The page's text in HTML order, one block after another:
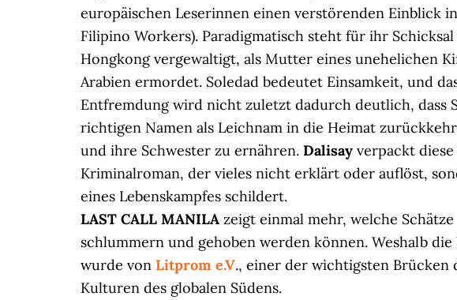
europäischen Leserinnen einen verstörenden Einblick
Filipino Workers). Paradigmatisch steht für ihr
Hongkong vergewaltigt, als Mutter eines unehelichen
Arabien ermordet. Soledad bedeutet Einsamkeit, und
Entfremdung wird nicht zuletzt dadurch deutlich, dass
richtigen Namen als Leichnam in die Heimat
und ihre Schwester zu ernähren. Dalisay verpackt
Kriminalroman, der vieles nicht erklärt oder auflöst,
eines Lebenskampfes schildert.
LAST CALL MANILA zeigt einmal mehr, welche
schlummern und gehoben werden können. Weshalb
wurde von Litprom e.V., einer der wichtigsten Brücken
Kulturen des globalen Südens.